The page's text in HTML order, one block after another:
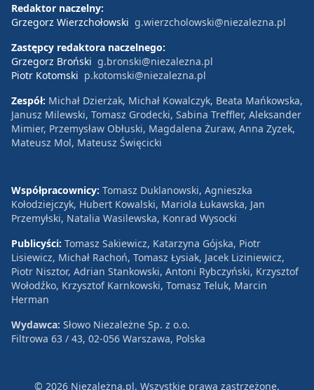
Redaktor naczelny:
Grzegorz Wierzchołowski g.wierzcholowski@niezalezna.pl
Zastępcy redaktora naczelnego:
Grzegorz Broński g.bronski@niezalezna.pl
Piotr Kotomski p.kotomski@niezalezna.pl
Zespół: Michał Dzierżak, Michał Kowalczyk, Beata Mańkowska,
Janusz Milewski, Tomasz Grodecki, Sabina Treffler, Aleksander
Mimier, Przemysław Obłuski, Magdalena Żuraw, Anna Zyzek,
Mateusz Mol, Mateusz Święcicki
Współpracownicy: Tomasz Duklanowski, Agnieszka
Kołodziejczyk, Hubert Kowalski, Mariola Łukawska, Jan
Przemyłski, Natalia Wasilewska, Konrad Wysocki
Publicyści: Tomasz Sakiewicz, Katarzyna Gójska, Piotr
Lisiewicz, Michał Rachoń, Tomasz Łysiak, Jacek Liziniewicz,
Piotr Nisztor, Adrian Stankowski, Antoni Rybczyński, Krzysztof
Wołodźko, Krzysztof Karnkowski, Tomasz Teluk, Marcin
Herman
Wydawca: Słowo Niezależne Sp. z o.o.
Filtrowa 63 / 43, 02-056 Warszawa, Polska
© 2026 Niezależna.pl. Wszystkie prawa zastrzeżone.